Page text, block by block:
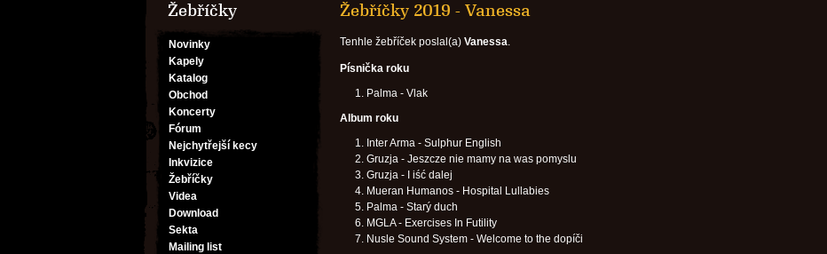
Žebříčky
Novinky
Kapely
Katalog
Obchod
Koncerty
Fórum
Nejchytřejší kecy
Inkvizice
Žebříčky
Videa
Download
Sekta
Mailing list
Žebříčky 2019 - Vanessa
Tenhle žebříček poslal(a) Vanessa.
Písnička roku
Palma - Vlak
Album roku
Inter Arma - Sulphur English
Gruzja - Jeszcze nie mamy na was pomyslu
Gruzja - I iść dalej
Mueran Humanos - Hospital Lullabies
Palma - Starý duch
MGLA - Exercises In Futility
Nusle Sound System - Welcome to the dopíči